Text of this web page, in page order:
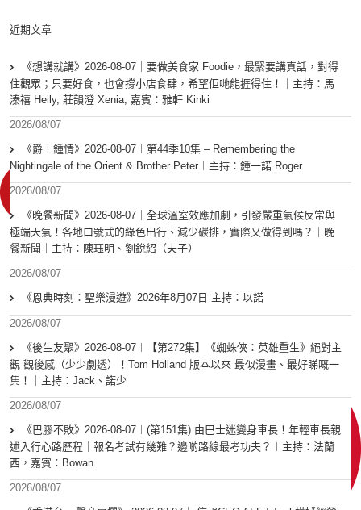
近期文章
《想講就講》2026-08-07｜要做美食家 Foodie，最緊要講真話，對得
住觀眾；只要好食，也會撐小店食肆，希望佢哋能捱得住！｜主持：馬
溱禧 Heily, 莊韻澄 Xenia, 嘉賓：雅軒 Kinki
2026/08/07
《爵士鍾情》2026-08-07︱第44季10集 – Remembering the
Nightingale of the Orient & Brother Peter︱主持：鍾一諾 Roger
2026/08/07
《晚餐新聞》2026-08-07｜全球溫室效應加劇，引發嚴重氣候反常與
極端天氣！各地口號式的綠色出行、減少碳排，實際又做得到嗎？｜晚
餐新聞｜主持：陳珏明、劉銳紹（夫子）
2026/08/07
《恩典時刻：聖樂漫遊》2026年8月07日 主持：以諾
2026/08/07
《後生友聚》2026-08-07︱【第272集】《蜘蛛俠：英雄重生》絕對主
觀 觀後感（少少劇透）！Tom Holland 版本以來 最似漫畫、最好睇嘅一
集！｜主持：Jack、諾少
2026/08/07
《巴膠不敗》2026-08-07︱(第151集) 由巴士迷變身車長！年輕車長親
述入行心路歷程｜報名考試有幾難？邊啲路線最考功夫？︱主持：法蘭
西，嘉賓︰Bowan
2026/08/07